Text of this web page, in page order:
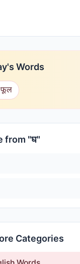
Words
from "घ"
Categories